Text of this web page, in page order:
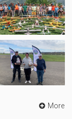
More